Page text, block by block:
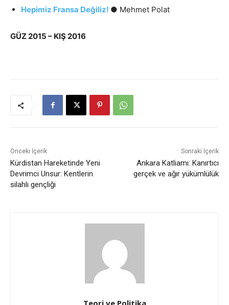
Hepimiz Fransa Değiliz! ● Mehmet Polat
GÜZ 2015 – KIŞ 2016
Önceki İçerik
Kürdistan Hareketinde Yeni
Devrimci Unsur: Kentlerin
silahlı gençliği
Sonraki İçerik
Ankara Katliamı: Kanırtıcı
gerçek ve ağır yükümlülük